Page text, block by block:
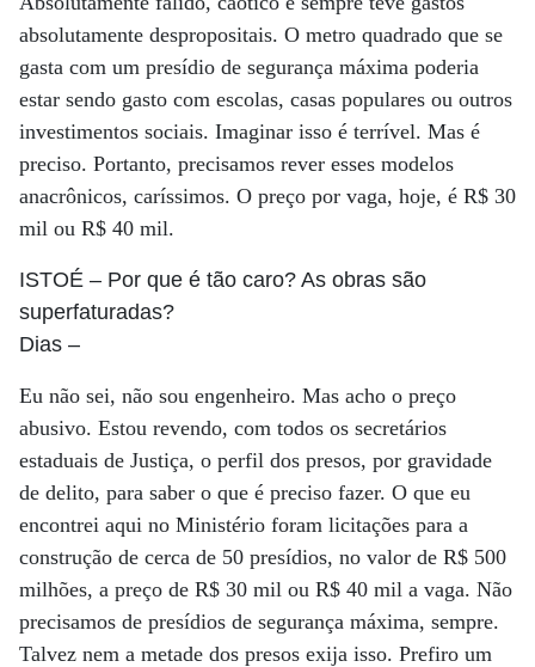
absolutamente despropositais. O metro quadrado que se
gasta com um presídio de segurança máxima poderia
estar sendo gasto com escolas, casas populares ou outros
investimentos sociais. Imaginar isso é terrível. Mas é
preciso. Portanto, precisamos rever esses modelos
anacrônicos, caríssimos. O preço por vaga, hoje, é R$ 30
mil ou R$ 40 mil.
ISTOÉ – Por que é tão caro? As obras são
superfaturadas?
Dias –
Eu não sei, não sou engenheiro. Mas acho o preço
abusivo. Estou revendo, com todos os secretários
estaduais de Justiça, o perfil dos presos, por gravidade
de delito, para saber o que é preciso fazer. O que eu
encontrei aqui no Ministério foram licitações para a
construção de cerca de 50 presídios, no valor de R$ 500
milhões, a preço de R$ 30 mil ou R$ 40 mil a vaga. Não
precisamos de presídios de segurança máxima, sempre.
Talvez nem a metade dos presos exija isso. Prefiro um